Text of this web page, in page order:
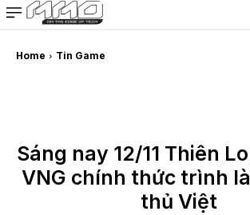
MMOSITE - Thông tin
Bài viết nổi bật
Home Tin Game
Sáng nay 12/11 Thiên
VNG chính thức trình
thủ Việt